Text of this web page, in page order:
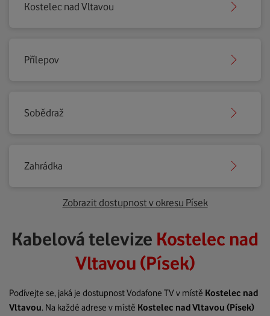
Kostelec nad Vltavou
Přílepov
Sobědraž
Zahrádka
Zobrazit dostupnost v okresu Písek
Kabelová televize Kostelec nad
Vltavou (Písek)
Podívejte se, jaká je dostupnost Vodafone TV v místě Kostelec nad
Vltavou. Na každé adrese v místě Kostelec nad Vltavou (Písek)